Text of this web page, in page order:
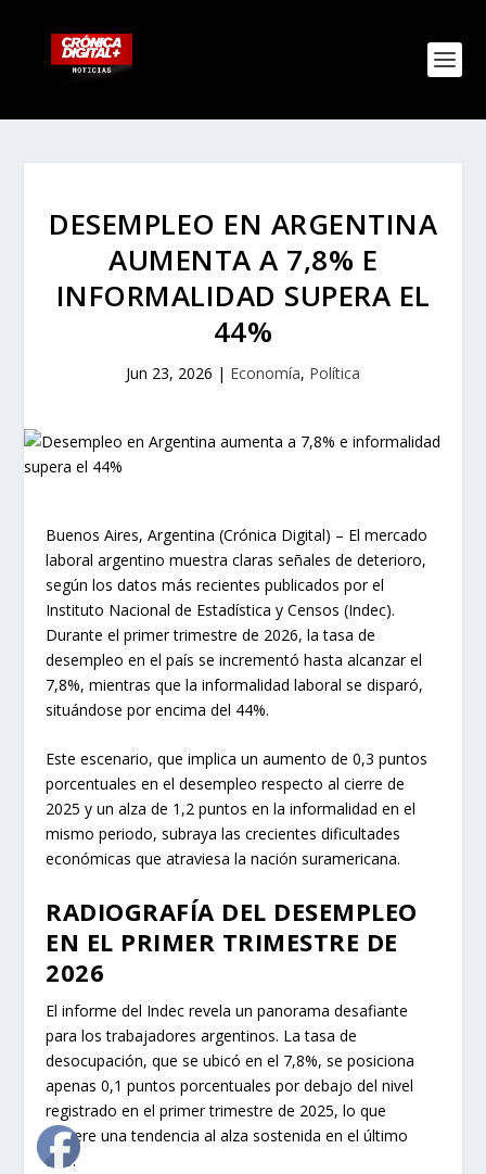
DESEMPLEO EN ARGENTINA
AUMENTA A 7,8% E
INFORMALIDAD SUPERA EL
44%
Jun 23, 2026 | Economía, Política
Buenos Aires, Argentina (Crónica Digital) – El mercado
laboral argentino muestra claras señales de deterioro,
según los datos más recientes publicados por el
Instituto Nacional de Estadística y Censos (Indec).
Durante el primer trimestre de 2026, la tasa de
desempleo en el país se incrementó hasta alcanzar el
7,8%, mientras que la informalidad laboral se disparó,
situándose por encima del 44%.
Este escenario, que implica un aumento de 0,3 puntos
porcentuales en el desempleo respecto al cierre de
2025 y un alza de 1,2 puntos en la informalidad en el
mismo periodo, subraya las crecientes dificultades
económicas que atraviesa la nación suramericana.
RADIOGRAFÍA DEL DESEMPLEO
EN EL PRIMER TRIMESTRE DE
2026
El informe del Indec revela un panorama desafiante
para los trabajadores argentinos. La tasa de
desocupación, que se ubicó en el 7,8%, se posiciona
apenas 0,1 puntos porcentuales por debajo del nivel
registrado en el primer trimestre de 2025, lo que
sugiere una tendencia al alza sostenida en el último
año.